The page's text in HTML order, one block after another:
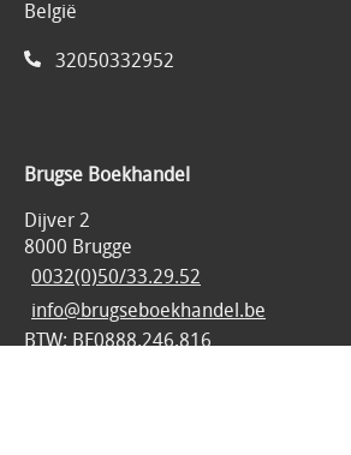
België
32050332952
Brugse Boekhandel
Dijver 2
8000 Brugge
0032(0)50/33.29.52
info@brugseboekhandel.be
BTW: BE0888.246.816